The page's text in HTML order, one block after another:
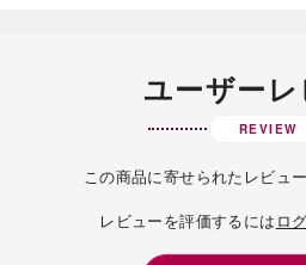
ユーザーレ
REVIEW
この商品に寄せられたレビュ
レビューを評価するには ロ